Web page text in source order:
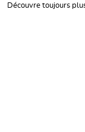
Découvre toujours